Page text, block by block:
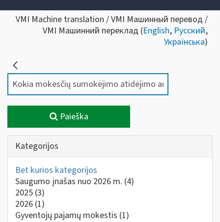
VMI Machine translation / VMI Машинный перевод /
VMI Машинний переклад (English, Русский,
Українська)
Paieška
Kategorijos
Bet kurios kategorijos
Saugumo įnašas nuo 2026 m. (4)
2025 (3)
2026 (1)
Gyventojų pajamų mokestis (1)